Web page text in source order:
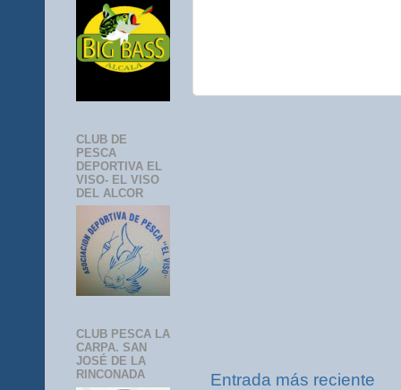
Entrada más reciente
CLUB DE
PESCA
DEPORTIVA EL
VISO- EL VISO
DEL ALCOR
CLUB PESCA LA
CARPA. SAN
JOSÉ DE LA
RINCONADA